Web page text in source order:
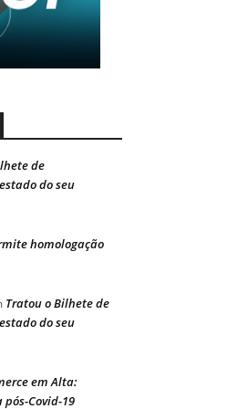
de
do seu
homologação
Tratou o Bilhete de
do seu
em Alta:
pós-Covid-19